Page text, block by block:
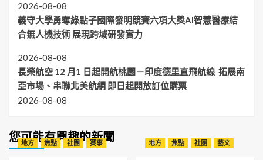
2026-08-08
義守大學勇奪綠點子國際發明競賽六項大獎AI智慧醫療結
合無人機技術 展現跨域研發實力
2026-08-08
長榮航空 12 月1 日起開航桃園－印度德里直飛航線 拓展南
亞市場、串聯北美航網 即日起開放訂位購票
2026-08-08
您可能有興趣的新聞
地方 焦點 社團 賽事 地方 焦點 社團 藝文